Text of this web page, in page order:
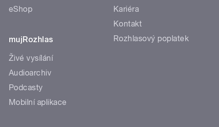
eShop
mujRozhlas
Živé vysílání
Audioarchiv
Podcasty
Mobilní aplikace
Kariéra
Kontakt
Rozhlasový poplatek